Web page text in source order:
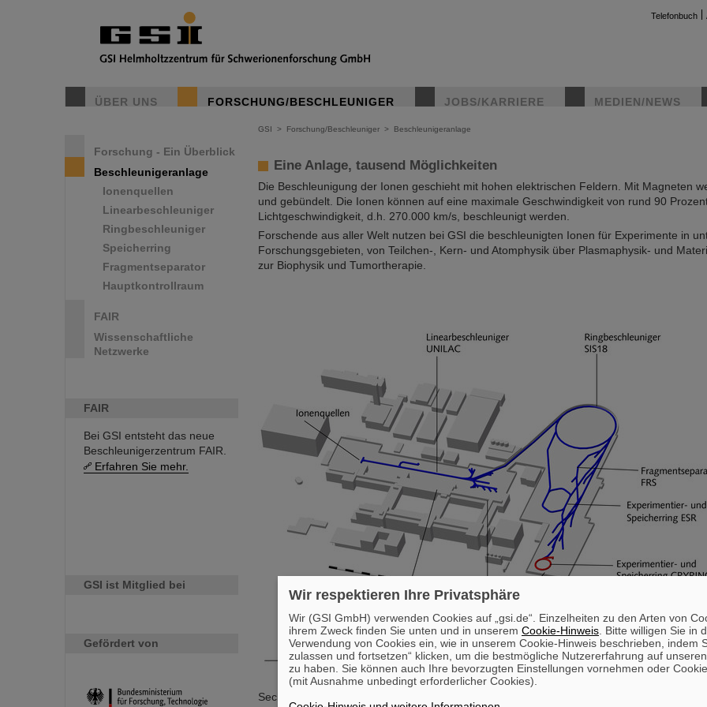
Telefonbuch
ÜBER UNS FORSCHUNG/BESCHLEUNIGER JOBS/KARRIERE MEDIEN/NEWS
Forschung - Ein Überblick
Beschleunigeranlage
Ionenquellen
Linearbeschleuniger
Ringbeschleuniger
Speicherring
Fragmentseparator
Hauptkontrollraum
FAIR
Wissenschaftliche
Netzwerke
FAIR
Bei GSI entsteht das neue
Beschleunigerzentrum FAIR.
Erfahren Sie mehr.
GSI ist Mitglied bei
Gefördert von
GSI > Forschung/Beschleuniger > Beschleunigeranlage
Das GSI Helmholtzzentrum für Schwerionenforschung betreibt eine der weltweit
Atome, von allen auf der Erde vorkommenden chemischen Elementen beschleunigt
Eine Anlage, tausend Möglichkeiten
Die Beschleunigung der Ionen geschieht mit hohen elektrischen Feldern. Mit Magneten
und gebündelt. Die Ionen können auf eine maximale Geschwindigkeit von rund 90
Lichtgeschwindigkeit, d.h. 270.000 km/s, beschleunigt werden.
Forschende aus aller Welt nutzen bei GSI die beschleunigten Ionen für Experimente in
Forschungsgebieten, von Teilchen-, Kern- und Atomphysik über Plasmaphysik- und
zur Biophysik und Tumortherapie.
Sechs Orte, die unverzichtbar sind, für die Belieferung der GSI-Experimente mit
Wir respektieren Ihre Privatsphäre
Wir (GSI GmbH) verwenden Cookies auf „gsi.de“. Einzelheiten zu den Arten von
ihrem Zweck finden Sie unten und in unserem Cookie-Hinweis . Bitte willigen Sie in
Verwendung von Cookies ein, wie in unserem Cookie-Hinweis beschrieben, indem
zulassen und fortsetzen“ klicken, um die bestmögliche Nutzererfahrung auf
zu haben. Sie können auch Ihre bevorzugten Einstellungen vornehmen oder
(mit Ausnahme unbedingt erforderlicher Cookies).